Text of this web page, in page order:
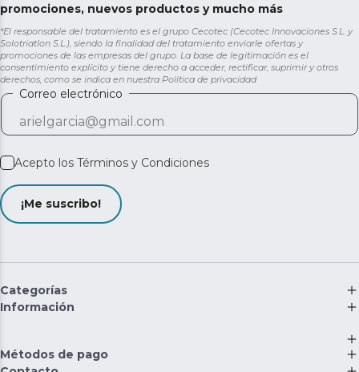
promociones, nuevos productos y mucho más
*El responsable del tratamiento es el grupo Cecotec (Cecotec Innovaciones S.L. y
Solotriatlon S.L.), siendo la finalidad del tratamiento enviarle ofertas y
promociones de las empresas del grupo. La base de legitimación es el
consentimiento explícito y tiene derecho a acceder, rectificar, suprimir y otros
derechos, como se indica en nuestra Política de privacidad
Correo electrónico
Acepto los Términos y Condiciones
¡Me suscribo!
Categorías
Información
Métodos de pago